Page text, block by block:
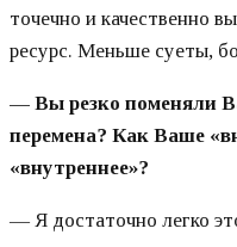
точечно и качественно
ресурс. Меньше суеты,
— Вы резко поменяли
перемена? Как Ваше
«внутреннее»?
— Я достаточно легко